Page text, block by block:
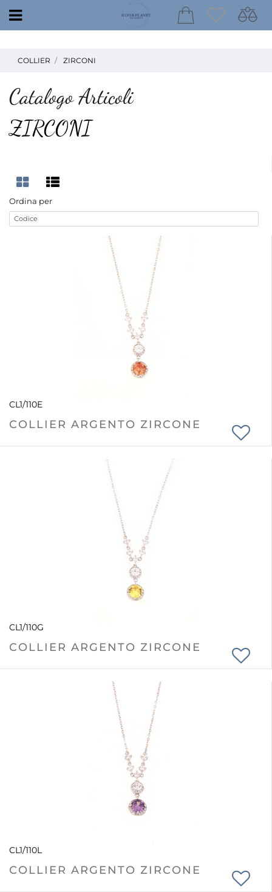
Open
COLLIER ZIRCONI
Catalogo Articoli
ZIRCONI
Ordina per
CL1/110E
COLLIER ARGENTO ZIRCONE
CL1/110G
COLLIER ARGENTO ZIRCONE
CL1/110L
COLLIER ARGENTO ZIRCONE